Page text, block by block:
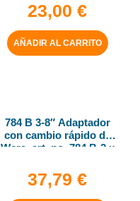
23,00 €
AÑADIR AL CARRITO
784 B 3-8″ Adaptador
con cambio rápido de
Wera, art. no. 784 B-2 x
37,79 €